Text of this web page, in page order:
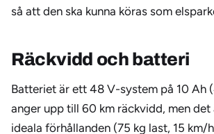
så att den ska kunna köras som
Räckvidd och batteri
Batteriet är ett 48 V-system på 10 Ah
anger upp till 60 km räckvidd, men
ideala förhållanden (75 kg last, 15 km/